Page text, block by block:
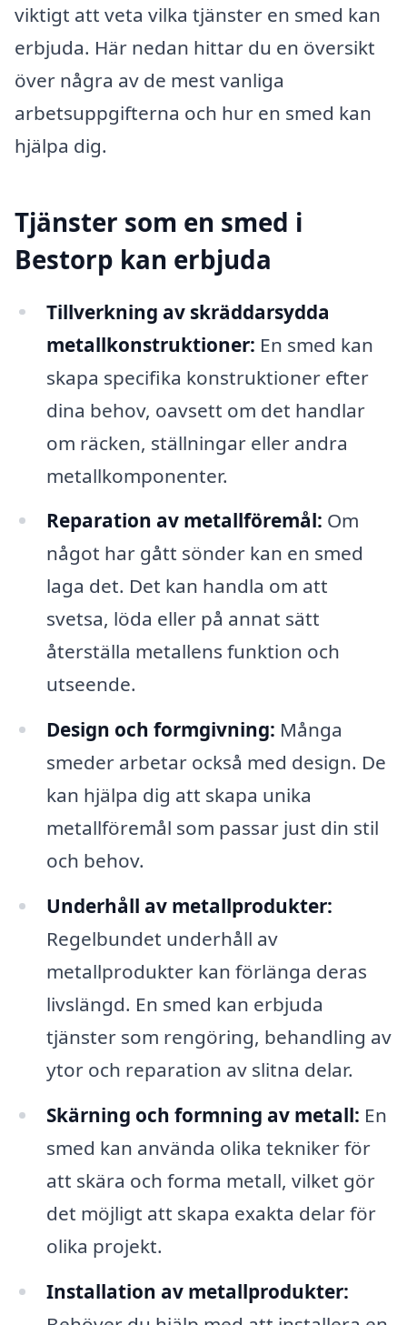
viktigt att veta vilka tjänster en smed kan
erbjuda. Här nedan hittar du en översikt
över några av de mest vanliga
arbetsuppgifterna och hur en smed kan
hjälpa dig.
Tjänster som en smed i
Bestorp kan erbjuda
Tillverkning av skräddarsydda
metallkonstruktioner: En smed kan
skapa specifika konstruktioner efter
dina behov, oavsett om det handlar
om räcken, ställningar eller andra
metallkomponenter.
Reparation av metallföremål: Om
något har gått sönder kan en smed
laga det. Det kan handla om att
svetsa, löda eller på annat sätt
återställa metallens funktion och
utseende.
Design och formgivning: Många
smeder arbetar också med design. De
kan hjälpa dig att skapa unika
metallföremål som passar just din stil
och behov.
Underhåll av metallprodukter:
Regelbundet underhåll av
metallprodukter kan förlänga deras
livslängd. En smed kan erbjuda
tjänster som rengöring, behandling av
ytor och reparation av slitna delar.
Skärning och formning av metall: En
smed kan använda olika tekniker för
att skära och forma metall, vilket gör
det möjligt att skapa exakta delar för
olika projekt.
Installation av metallprodukter: